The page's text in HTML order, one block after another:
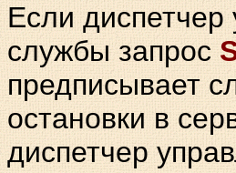
Если
службы запрос
предписывает
остановки в
диспетчер